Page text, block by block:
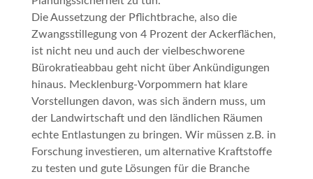
Die Aussetzung der Pflichtbrache, also die
Zwangsstillegung von 4 Prozent der Ackerflächen,
ist nicht neu und auch der vielbeschworene
Bürokratieabbau geht nicht über Ankündigungen
hinaus. Mecklenburg-Vorpommern hat klare
Vorstellungen davon, was sich ändern muss, um
der Landwirtschaft und den ländlichen Räumen
echte Entlastungen zu bringen. Wir müssen z.B. in
Forschung investieren, um alternative Kraftstoffe
zu testen und gute Lösungen für die Branche